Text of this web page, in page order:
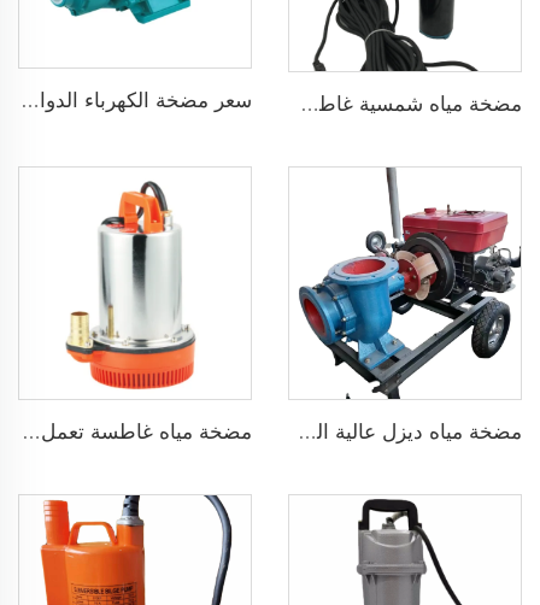
مضخة مياه شمسية غاطسة برأس 75 مترًا بدون فرش DC48V لري الزراعة سعر مضخة الكهرباء الدوامة المنزلية سلسلة QB قوة 0.37KW 0.5 حصان مضخة محيطيةQB60
مضخة مياه ديزل عالية الضغط متداولة حديثة البيع لري الزراعة مضخة مياه غاطسة تعمل بجهد 24 فولت DC